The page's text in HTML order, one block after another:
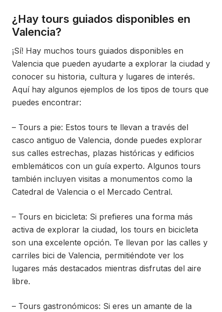
¿Hay tours guiados disponibles en
Valencia?
¡Sí! Hay muchos tours guiados disponibles en
Valencia que pueden ayudarte a explorar la ciudad y
conocer su historia, cultura y lugares de interés.
Aquí hay algunos ejemplos de los tipos de tours que
puedes encontrar:
– Tours a pie: Estos tours te llevan a través del
casco antiguo de Valencia, donde puedes explorar
sus calles estrechas, plazas históricas y edificios
emblemáticos con un guía experto. Algunos tours
también incluyen visitas a monumentos como la
Catedral de Valencia o el Mercado Central.
– Tours en bicicleta: Si prefieres una forma más
activa de explorar la ciudad, los tours en bicicleta
son una excelente opción. Te llevan por las calles y
carriles bici de Valencia, permitiéndote ver los
lugares más destacados mientras disfrutas del aire
libre.
– Tours gastronómicos: Si eres un amante de la